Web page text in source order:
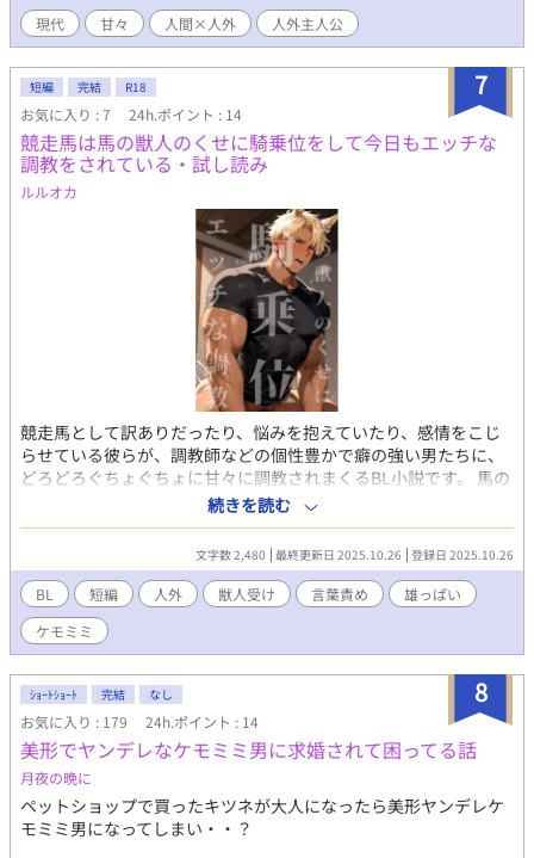
現代 甘々 人間×人外 人外主人公
7
短編 完結 R18
お気に入り : 7 24h.ポイント : 14
競走馬は馬の獣人のくせに騎乗位をして今日もエッチな
調教をされている・試し読み
ルルオカ
競走馬として訳ありだったり、悩みを抱えていたり、感情をこじ
らせている彼らが、調教師などの個性豊かで癖の強い男たちに、
どろどろぐちょぐちょに甘々に調教されまくるBL小説です。 馬の
獣人受けガチムチ受け、抱く視点抱かれる視点半々のアダルト全
開まっしぐらR18。 挿絵10枚と小説10作のBL短編集になります。
色黒馬ちゃん多め。 イラストを元にほぼ即興で修行のように書い
たものですが、たのしかったのが伝わるといい・・！ こちらは試
し読みになります。 本編は電子書籍で販売中。 詳細を知れるブロ
グのリンクは↓にあります。
続きを読む
文字数 2,480 最終更新日 2025.10.26 登録日 2025.10.26
BL 短編 人外 獣人受け 言葉責め
雄っぱい
ケモミミ
8
ｼｮｰﾄｼｮｰﾄ 完結 なし
お気に入り : 179 24h.ポイント : 14
美形でヤンデレなケモミミ男に求婚されて困ってる話
月夜の晩に
ペットショップで買ったキツネが大人になったら美形ヤンデレケ
モミミ男になってしまい・・？